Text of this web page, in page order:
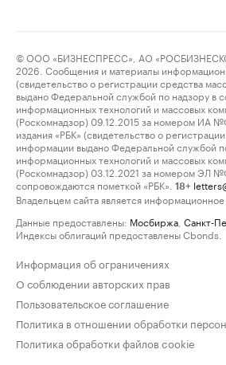
© ООО «БИЗНЕСПРЕСС», АО
2026. Сообщения и материалы
(свидетельство о регистрации средства
выдано Федеральной службой по надзору в
информационных технологий и массовых
(Роскомнадзор) 09.12.2015 за номером ИА
издания «РБК» (свидетельство о
информации выдано Федеральной службой
информационных технологий и массовых
(Роскомнадзор) 03.12.2021 за номером ЭЛ
сопровождаются пометкой «РБК».
18+
Владельцем сайта является информационное
Данные предоставлены: Мосбиржа Санкт-
Индексы облигаций предоставлены Cbonds.
Информация об ограничениях
О соблюдении авторских прав
Пользовательское соглашение
Политика в отношении обработки
Политика обработки файлов cookie